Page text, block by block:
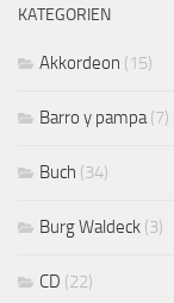
KATEGORIEN
Akkordeon (15)
Barro y pampa(7)
Buch (34)
Burg Waldeck (3)
CD (22)